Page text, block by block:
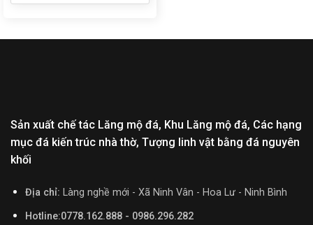
Sản xuất chế tác Lăng mộ đá, Khu Lăng mộ đá, Các hạng
mục đá kiến trúc nhà thờ, Tượng linh vật bằng đá nguyên
khối
Địa chỉ: Làng nghề mới - Xã Ninh Vân - Hoa Lư - Ninh Bình
Hotline:0778.162.888 - 0986.296.282